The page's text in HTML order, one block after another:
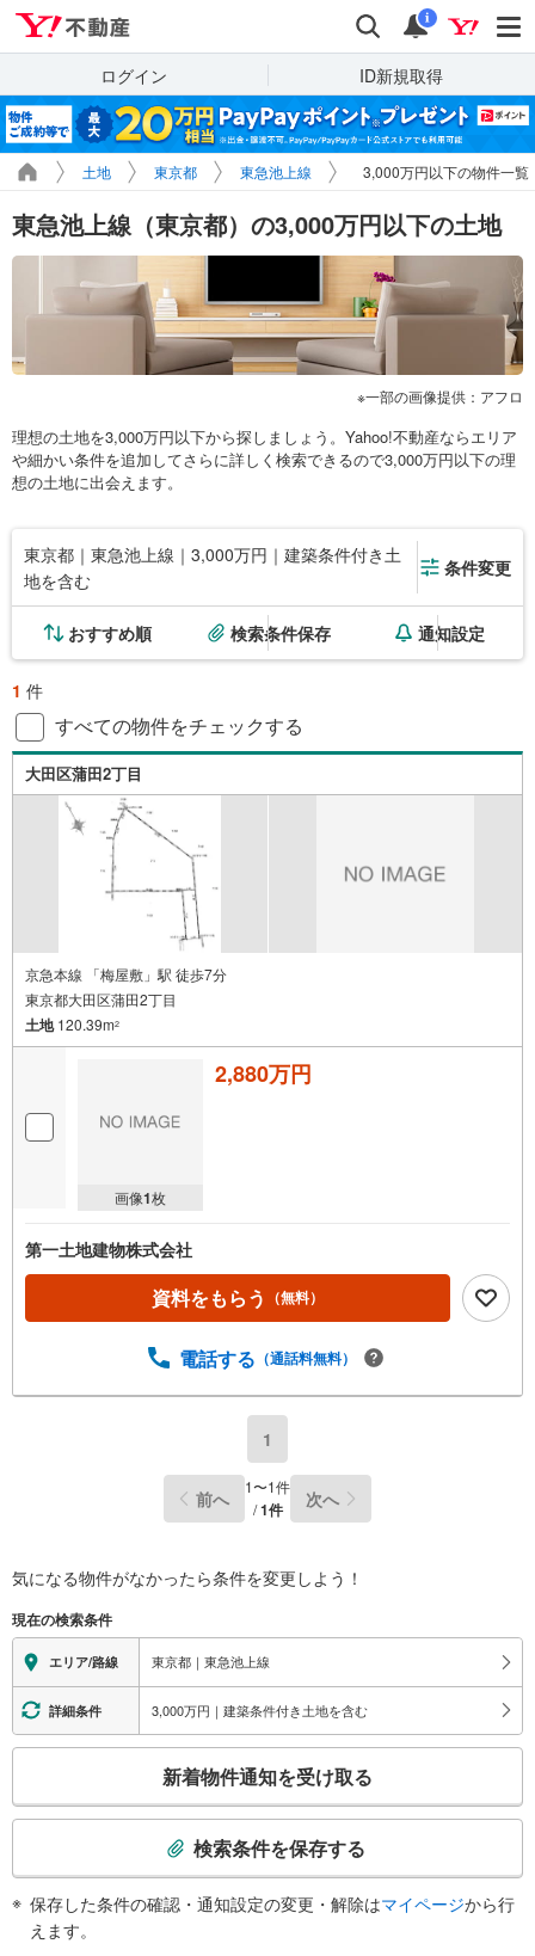
検索 通知
i
ログイン ID新規取得
土地 東京都 東急池上線 3,000万円以下の物件一覧
東急池上線（東京都）の3,000万円以下の土地
一部の画像提供：アフロ
理想の土地を3,000万円以下から探しましょう。Yahoo!不動産ならエリア
や細かい条件を追加してさらに詳しく検索できるので3,000万円以下の理
想の土地に出会えます。
東京都｜東急池上線｜3,000万円｜建築条件付き土
地を含む
条件変更
おすすめ順 検索条件保存 通知設定
1 件
すべての物件をチェックする
大田区蒲田2丁目
京急本線 「梅屋敷」駅 徒歩7分
東京都大田区蒲田2丁目
土地120.39m2
画像1枚
2,880万円
第一土地建物株式会社
資料をもらう （無料）
電話する （通話料無料）
1
前へ 1〜1件
/1件 次へ
気になる物件がなかったら条件を変更しよう！
現在の検索条件
エリア/路線 東京都｜東急池上線
詳細条件 3,000万円｜建築条件付き土地を含む
検
新着物件通知を受け取る
検索条件を保存する
保存した条件の確認・通知設定の変更・解除はマイページから行
えます。